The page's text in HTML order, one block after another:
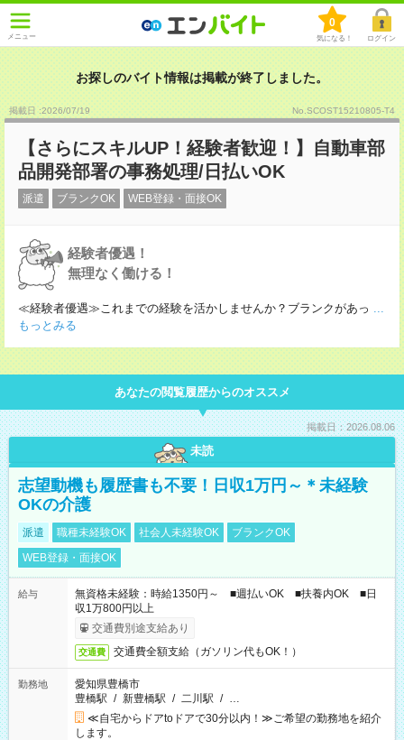
メニュー
0
気になる！ ログイン
お探しのバイト情報は掲載が終了しました。
掲載日 :2026/07/19 No.SCOST15210805-T4
【さらにスキルUP！経験者歓迎！】自動車部
品開発部署の事務処理/日払いOK
派遣 ブランクOK WEB登録・面接OK
経験者優遇！
無理なく働ける！
≪経験者優遇≫これまでの経験を活かしませんか？ブランクがあっ ...
もっとみる
あなたの閲覧履歴からのオススメ
掲載日：2026.08.06
未読
志望動機も履歴書も不要！日収1万円～＊未経験
OKの介護
派遣 職種未経験OK 社会人未経験OK
ブランクOK
WEB登録・面接OK
給与
無資格未経験：時給1350円～ ■週払いOK ■扶養内OK ■日
収1万800円以上
交通費別途支給あり
交通費 交通費全額支給（ガソリン代もOK！）
勤務地
愛知県豊橋市
豊橋駅 / 新豊橋駅 / 二川駅 / …
≪自宅からドアtoドアで30分以内！≫ご希望の勤務地を紹介
します。